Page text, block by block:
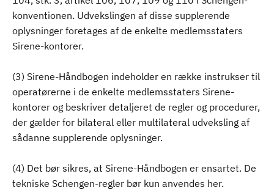
konventionen. Udvekslingen af disse supplerende
oplysninger foretages af de enkelte medlemsstaters
Sirene-kontorer.
(3) Sirene-Håndbogen indeholder en række instrukser til
operatørerne i de enkelte medlemsstaters Sirene-
kontorer og beskriver detaljeret de regler og procedurer,
der gælder for bilateral eller multilateral udveksling af
sådanne supplerende oplysninger.
(4) Det bør sikres, at Sirene-Håndbogen er ensartet. De
tekniske Schengen-regler bør kun anvendes her.